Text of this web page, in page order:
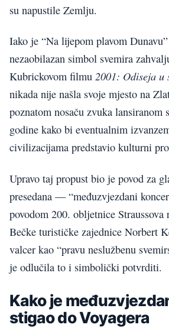
su napustile Zemlju.
Iako je “Na lijepom plavom
nezaobilazan simbol svemira
Kubrickovom filmu 2001: Odiseja u
nikada nije našla svoje mjesto na
poznatom nosaču zvuka lansiranom
godine kako bi eventualnim
civilizacijama predstavio kulturni
Upravo taj propust bio je povod za
presedana — “međuzvjezdani
povodom 200. obljetnice
Bečke turističke zajednice Norbert
valcer kao “pravu neslužbenu
je odlučila to i simbolički potvrditi.
Kako je
stigao do Voyagera